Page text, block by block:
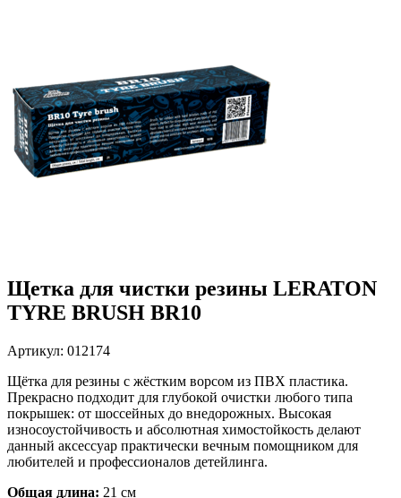
Щетка для чистки резины LERATON
TYRE BRUSH BR10
Артикул: 012174
Щётка для резины с жёстким ворсом из ПВХ пластика.
Прекрасно подходит для глубокой очистки любого типа
покрышек: от шоссейных до внедорожных. Высокая
износоустойчивость и абсолютная химостойкость делают
данный аксессуар практически вечным помощником для
любителей и профессионалов детейлинга.
Общая длина: 21 см